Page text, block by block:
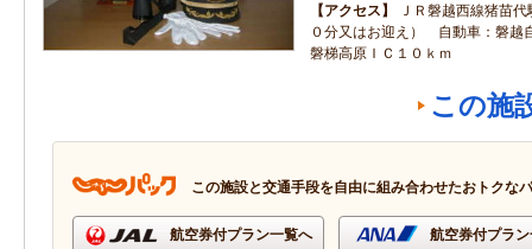
アクセス
ＪＲ磐越西線猪苗
０分又はお迎え） 自動車：磐越
磐梯高原ＩＣ１０ｋｍ
この施
この施設と交通手段を自由に組み合わせたおトクな
航空券付プラン一覧へ 航空券付プラ